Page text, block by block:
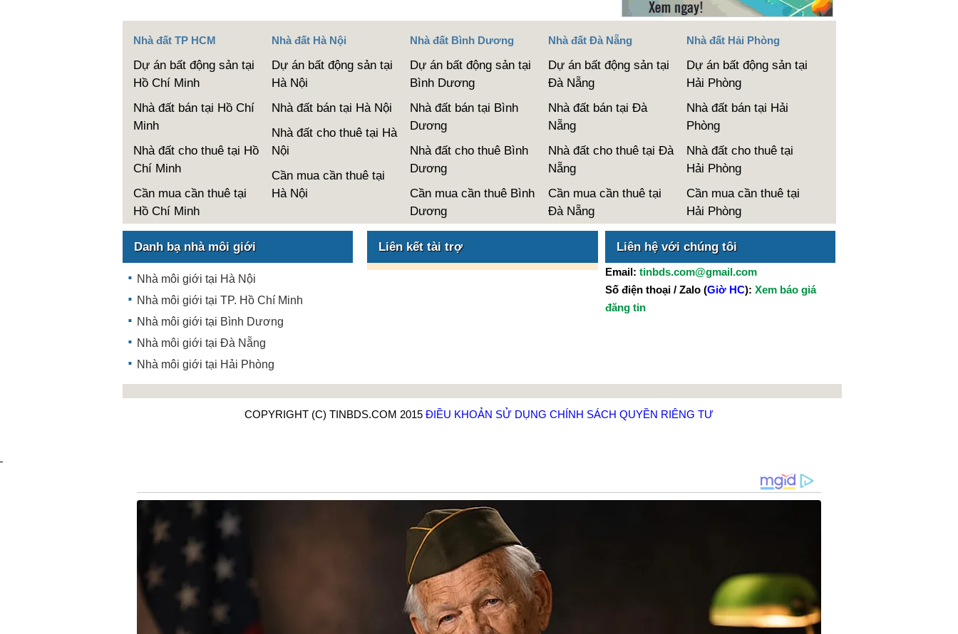
Nhà đất TP HCM
Dự án bất động sản tại
Hồ Chí Minh
Nhà đất bán tại Hồ Chí
Minh
Nhà đất cho thuê tại Hồ
Chí Minh
Cần mua cần thuê tại
Hồ Chí Minh
Nhà đất Hà Nội
Dự án bất động sản tại
Hà Nội
Nhà đất bán tại Hà Nội
Nhà đất cho thuê tại Hà
Nội
Cần mua cần thuê tại
Hà Nội
Nhà đất Bình Dương
Dự án bất động sản tại
Bình Dương
Nhà đất bán tại Bình
Dương
Nhà đất cho thuê Bình
Dương
Cần mua cần thuê Bình
Dương
Nhà đất Đà Nẵng
Dự án bất động sản tại
Đà Nẵng
Nhà đất bán tại Đà
Nẵng
Nhà đất cho thuê tại Đà
Nẵng
Cần mua cần thuê tại
Đà Nẵng
Nhà đất Hải Phòng
Dự án bất động sản tại
Hải Phòng
Nhà đất bán tại Hải
Phòng
Nhà đất cho thuê tại
Hải Phòng
Cần mua cần thuê tại
Hải Phòng
Danh bạ nhà môi giới
Nhà môi giới tại Hà Nội
Nhà môi giới tại TP. Hồ Chí Minh
Nhà môi giới tại Bình Dương
Nhà môi giới tại Đà Nẵng
Nhà môi giới tại Hải Phòng
Liên kết tài trợ Liên hệ với chúng tôi
Email: tinbds.com@gmail.com
Số điện thoại / Zalo (Giờ HC): Xem báo giá
đăng tin
COPYRIGHT (C) TINBDS.COM 2015 ĐIỀU KHOẢN SỬ DỤNG CHÍNH SÁCH QUYỀN RIÊNG TƯ